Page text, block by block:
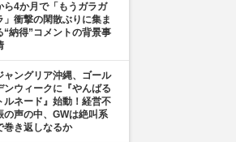
ら4か月で「もうガラガ
」衝撃の閑散ぶりに集ま
“納得”コメントの背景事
ャングリア沖縄、ゴール
ンウィークに『やんばる
トルネード』始動！経営不
の声の中、GWは絶叫系
巻き返しなるか